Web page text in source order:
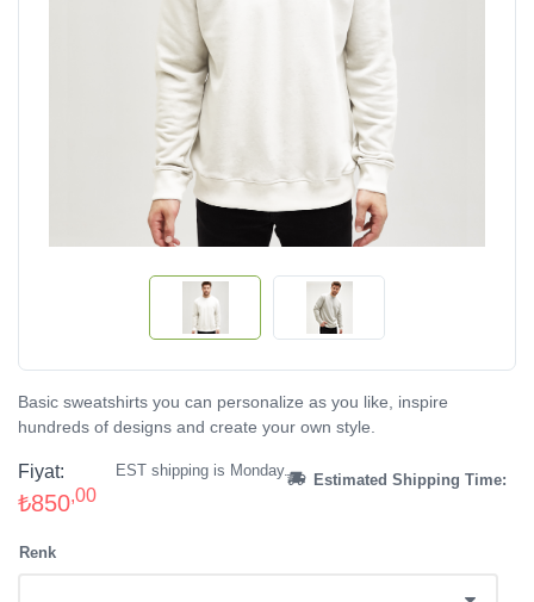
Basic sweatshirts you can personalize as you like, inspire
hundreds of designs and create your own style.
Fiyat:
₺850,00
Estimated Shipping Time:
EST shipping is Monday.
Renk